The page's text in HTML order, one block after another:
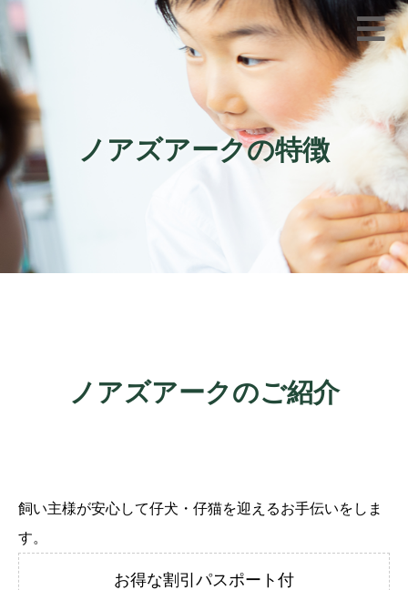
ノアズアークの特徴
ノアズアークのご紹介
飼い主様が安心して仔犬・仔猫を迎えるお手伝いをしま
す。
お得な割引パスポート付